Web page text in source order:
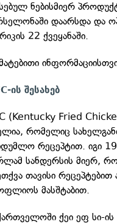
ნებისმიერ
დაარსდა და
22 ქვეყანაში.
ის შესახებ
(Kentucky Fried
რომელიც
რეცეპტით. იგი
სანდერსის მიერ,
თავისი
მასშტაბით.
ქეი ეფ სი-